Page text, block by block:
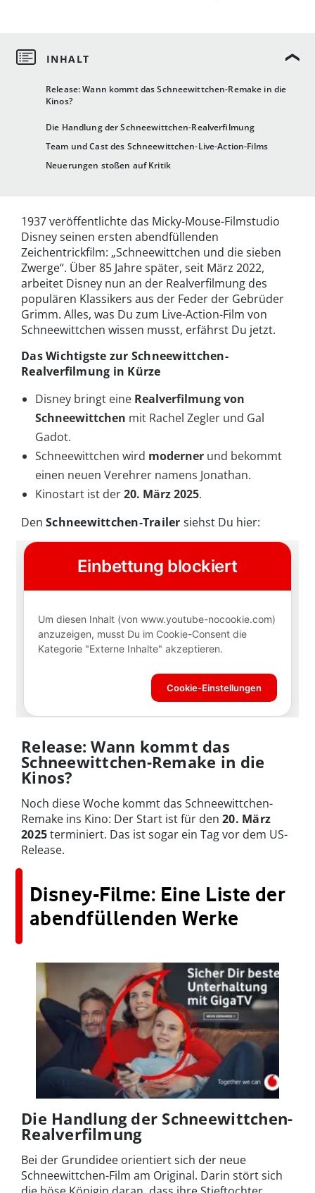
Release: Wann kommt das Schneewittchen-Remake in die
Kinos?
Die Handlung der Schneewittchen-Realverfilmung
Team und Cast des Schneewittchen-Live-Action-Films
Neuerungen stoßen auf Kritik
1937 veröffentlichte das Micky-Mouse-Filmstudio
Disney seinen ersten abendfüllenden
Zeichentrickfilm: „Schneewittchen und die sieben
Zwerge“. Über 85 Jahre später, seit März 2022,
arbeitet Disney nun an der Realverfilmung des
populären Klassikers aus der Feder der Gebrüder
Grimm. Alles, was Du zum Live-Action-Film von
Schneewittchen wissen musst, erfährst Du jetzt.
Das Wichtigste zur Schneewittchen-
Realverfilmung in Kürze
Disney bringt eine Realverfilmung von
Schneewittchen mit Rachel Zegler und Gal
Gadot.
Schneewittchen wird moderner und bekommt
einen neuen Verehrer namens Jonathan.
Kinostart ist der20. März 2025.
Den Schneewittchen-Trailer siehst Du hier:
Release: Wann kommt das
Schneewittchen-Remake in die
Kinos?
Noch diese Woche kommt das Schneewittchen-
Remake ins Kino: Der Start ist für den 20. März
2025terminiert. Das ist sogar ein Tag vor dem US-
Release.
Disney-Filme: Eine Liste der
abendfüllenden Werke
Die Handlung der Schneewittchen-
Realverfilmung
Bei der Grundidee orientiert sich der neue
Schneewittchen-Film am Original. Darin stört sich